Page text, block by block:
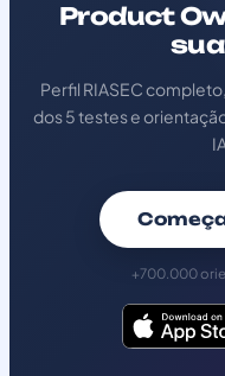
Product
Perfil RIASEC
dos 5 testes e
+700.000